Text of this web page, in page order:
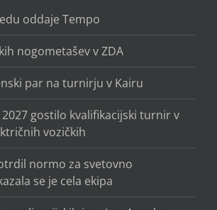
oddaje Tempo
nogometašev v ZDA
par na turnirju v Kairu
gostilo kvalifikacijski turnir v
vozičkih
normo za svetovno
se je cela ekipa